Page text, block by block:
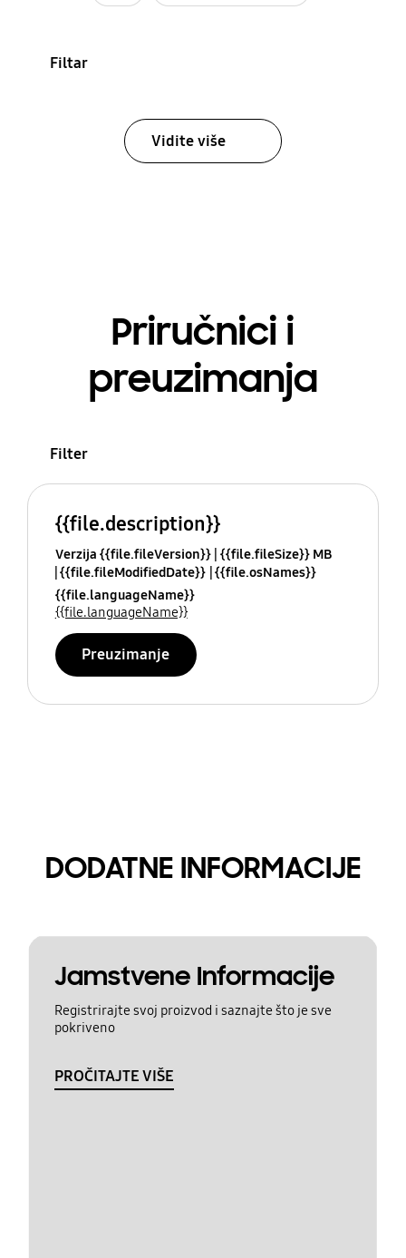
Filtar
Vidite više
Priručnici i
preuzimanja
Filter
{{file.description}}
Verzija {{file.fileVersion}} {{file.fileSize}} MB
{{file.fileModifiedDate}} {{file.osNames}}
{{file.languageName}}
{{file.languageName}}
Preuzimanje
DODATNE INFORMACIJE
Jamstvene Informacije
Registrirajte svoj proizvod i saznajte što je sve
pokriveno
PROČITAJTE VIŠE